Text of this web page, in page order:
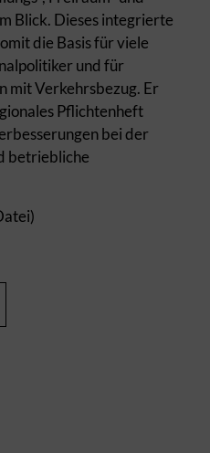
Blick. Dieses integrierte
die Basis für viele
und für
mit Verkehrsbezug. Er
Pflichtenheft
bei der
betriebliche